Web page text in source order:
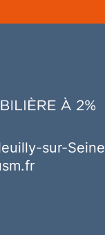
sur-Seine